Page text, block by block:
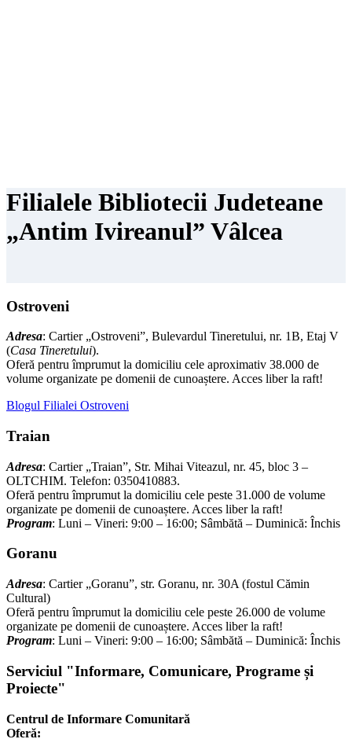
Filialele Bibliotecii Judeteane
„Antim Ivireanul” Vâlcea
Ostroveni
Adresa: Cartier „Ostroveni”, Bulevardul Tineretului, nr. 1B, Etaj V
(Casa Tineretului).
Oferă pentru împrumut la domiciliu cele aproximativ 38.000 de
volume organizate pe domenii de cunoaștere. Acces liber la raft!
Blogul Filialei Ostroveni
Traian
Adresa: Cartier „Traian”, Str. Mihai Viteazul, nr. 45, bloc 3 –
OLTCHIM. Telefon: 0350410883.
Oferă pentru împrumut la domiciliu cele peste 31.000 de volume
organizate pe domenii de cunoaștere. Acces liber la raft!
Program: Luni – Vineri: 9:00 – 16:00; Sâmbătă – Duminică: Închis
Goranu
Adresa: Cartier „Goranu”, str. Goranu, nr. 30A (fostul Cămin
Cultural)
Oferă pentru împrumut la domiciliu cele peste 26.000 de volume
organizate pe domenii de cunoaștere. Acces liber la raft!
Program: Luni – Vineri: 9:00 – 16:00; Sâmbătă – Duminică: Închis
Serviciul "Informare, Comunicare, Programe și
Proiecte"
Centrul de Informare Comunitară
Oferă: